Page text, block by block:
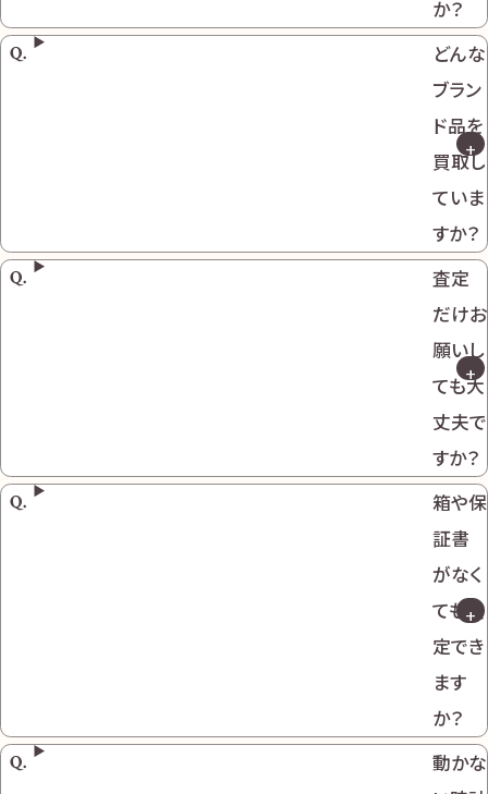
か？
どんな
ブラン
ド品を
買取し
ていま
すか？
査定
だけお
願いし
ても大
丈夫で
すか？
箱や保
証書
がなく
ても査
定でき
ます
か？
動かな